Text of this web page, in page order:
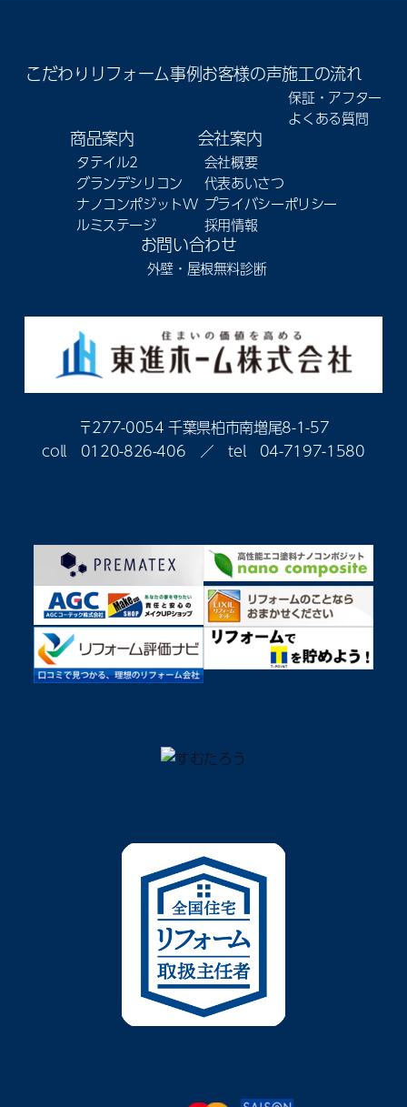
こだわり リフォーム事例お客様の声施工の流れ
保証・アフター
よくある質問
商品案内
タテイル2
グランデシリコン
ナノコンポジットW
ルミステージ
会社案内
会社概要
代表あいさつ
プライバシーポリシー
採用情報
お問い合わせ
外壁・屋根無料診断
〒277-0054 千葉県柏市南増尾8-1-57
coll 0120-826-406 ／ tel 04-7197-1580